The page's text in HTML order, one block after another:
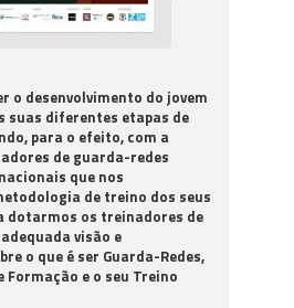
o desenvolvimento do jovem
suas diferentes etapas de
para o efeito, com a
de guarda-redes
que nos
de treino dos seus
dotarmos os treinadores de
visão e
o que é ser Guarda-Redes,
Formação e o seu Treino